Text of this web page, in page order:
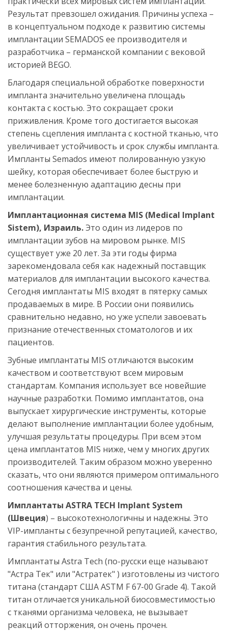
Результат превзошел ожидания. Причины успеха –
в концептуальном подходе к развитию системы
имплантации SEMADOS ее производителя и
разработчика – германской компании с вековой
историей BEGO.
Благодаря специальной обработке поверхности
импланта значительно увеличена площадь
контакта с костью. Это сокращает сроки
приживления. Кроме того достигается высокая
степень сцепления импланта с костной тканью, что
увеличивает устойчивость и срок службы импланта.
Импланты Semados имеют полированную узкую
шейку, которая обеспечивает более быструю и
менее болезненную адаптацию десны при
имплантации.
Имплантационная система MIS (Medical Implant
Sistem), Израиль. Это один из лидеров по
имплантации зубов на мировом рынке. MIS
существует уже 20 лет. За эти годы фирма
зарекомендовала себя как надежный поставщик
материалов для имплантации высокого качества.
Сегодня имплантаты MIS входят в пятерку самых
продаваемых в мире. В России они появились
сравнительно недавно, но уже успели завоевать
признание отечественных стоматологов и их
пациентов.
Зубные имплантаты MIS отличаются высоким
качеством и соответствуют всем мировым
стандартам. Компания использует все новейшие
научные разработки. Помимо имплантатов, она
выпускает хирургические инструменты, которые
делают выполнение имплантации более удобным,
улучшая результаты процедуры. При всем этом
цена имплантатов MIS ниже, чем у многих других
производителей. Таким образом можно уверенно
сказать, что они являются примером оптимального
соотношения качества и цены.
Имплантаты ASTRA TECH Implant System
(Швеция) – высокотехнологичны и надежны. Это
VIP-импланты с безупречной репутацией, качество,
гарантия стабильного результата.
Имплантаты Astra Tech (по-русски еще называют
"Астра Тек" или "Астратек" ) изготовлены из чистого
титана (стандарт США ASTM F 67-00 Grade 4). Такой
титан отличается уникальной биосовместимостью
с тканями организма человека, не вызывает
реакций отторжения, он очень прочен.